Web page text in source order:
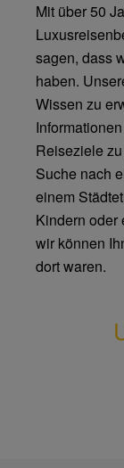
Mit über 50
sagen, dass
haben.
Wissen zu
Reiseziele
Suche nach
einem
Kindern oder
wir können
dort waren.